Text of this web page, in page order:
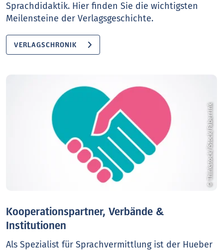
Sprachdidaktik. Hier finden Sie die wichtigsten
Meilensteine der Verlagsgeschichte.
VERLAGSCHRONIK
© Thinkstock/iStock/FaberrInk
Kooperationspartner, Verbände &
Institutionen
Als Spezialist für Sprachvermittlung ist der Hueber